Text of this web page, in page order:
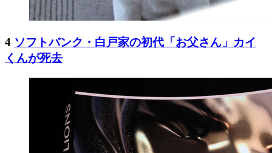
4 ソフトバンク・白戸家の初代「お父さん」カイ
くんが死去